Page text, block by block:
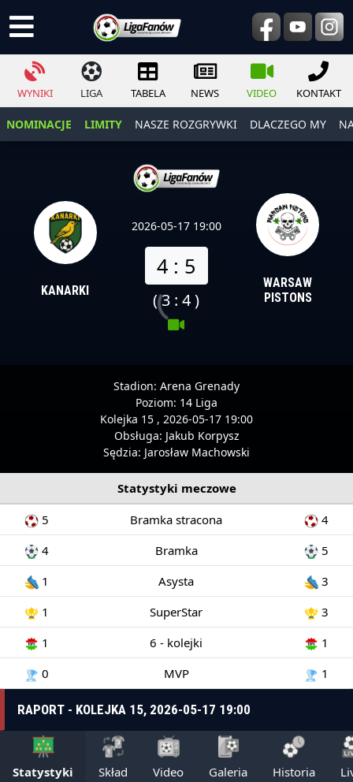
WYNIKI LIGA TABELA NEWS VIDEO KONTAKT
NOMINACJE LIMITY NASZE ROZGRYWKI DLACZEGO MY
KANARKI
2026-05-17 19:00
4 : 5
( 3 : 4 )
WARSAW
PISTONS
Stadion: Arena Grenady
Poziom: 14 Liga
Kolejka 15 , 2026-05-17 19:00
Obsługa: Jakub Korpysz
Sędzia: Jarosław Machowski
Statystyki meczowe
5
Bramka stracona
4
4
Bramka
5
1
Asysta
3
1
SuperStar
3
1
6 - kolejki
1
0
MVP 1
RAPORT - KOLEJKA 15, 2026-05-17 19:00
Statystyki Skład Video Galeria Historia